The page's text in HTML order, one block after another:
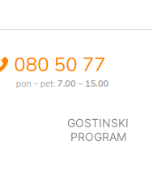
GOSTINSKI
PROGRAM